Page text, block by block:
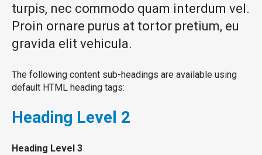
turpis, nec commodo quam interdum vel.
Proin ornare purus at tortor pretium, eu
gravida elit vehicula.
The following content sub-headings are available using
default HTML heading tags:
Heading Level 2
Heading Level 3